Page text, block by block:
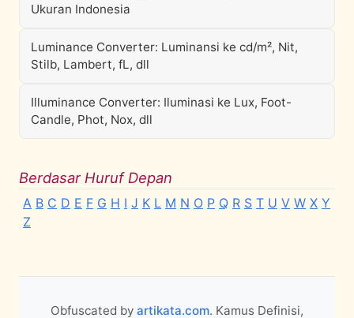
Ukuran Indonesia
Luminance Converter: Luminansi ke cd/m², Nit,
Stilb, Lambert, fL, dll
Illuminance Converter: Iluminasi ke Lux, Foot-
Candle, Phot, Nox, dll
Berdasar Huruf Depan
A B C D E F G H I J K L M N O P Q R S T U V W X Y
Z
Obfuscated by artikata.com. Kamus Definisi,